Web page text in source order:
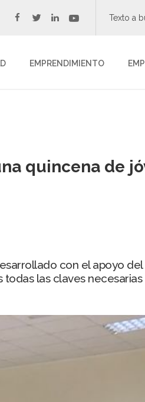
facebook
twitterlinkedinyoutube
EMPRENDIMIENTO
quincena de
con el apoyo
las claves